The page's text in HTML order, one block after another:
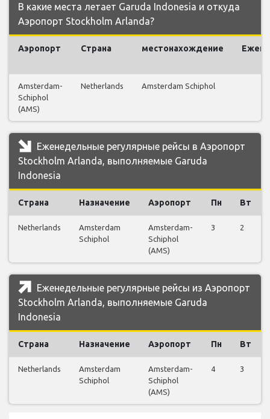
В какие места летает Garuda Indonesia и откуда
Аэропорт Stockholm Arlanda?
Аэропорт Страна местонахождение
Amsterdam-
Schiphol
(AMS)
Netherlands Amsterdam Schiphol
Еженедельные регулярные рейсы в Аэропорт
Stockholm Arlanda, выполняемые Garuda
Indonesia
Страна Назначение Аэропорт Пн Вт
Netherlands
Amsterdam
Schiphol
Amsterdam-
Schiphol
(AMS)
3 2
Еженедельные регулярные рейсы из Аэропорт
Stockholm Arlanda, выполняемые Garuda
Indonesia
Страна Назначение Аэропорт Пн Вт
Netherlands
Amsterdam
Schiphol
Amsterdam-
Schiphol
(AMS)
4 3